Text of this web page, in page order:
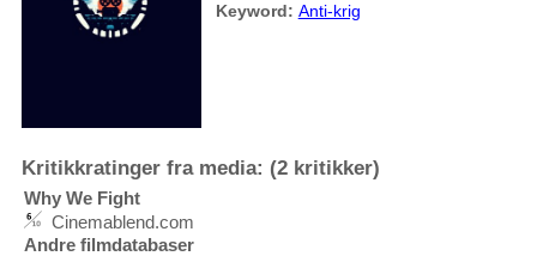
Keyword: Anti-krig
Kritikkratinger fra media: (2 kritikker)
Why We Fight
Cinemablend.com
Andre filmdatabaser